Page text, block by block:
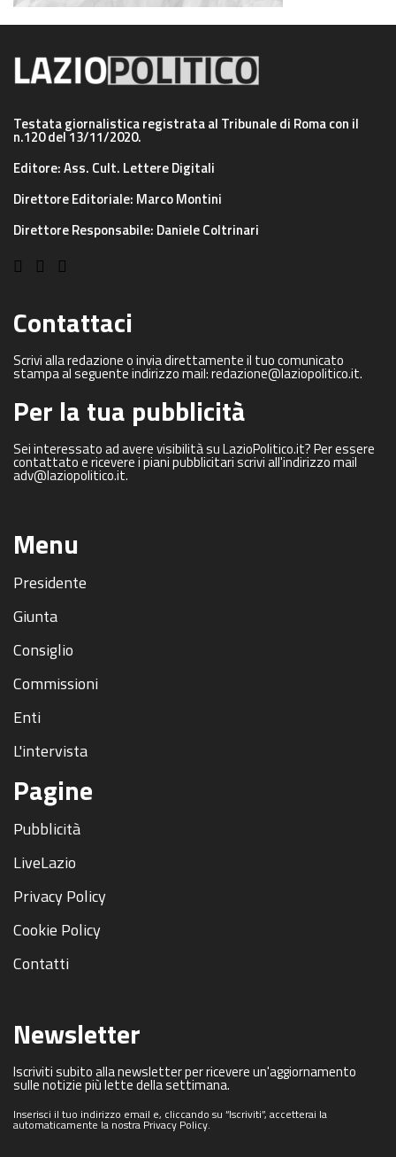
Testata giornalistica registrata al Tribunale di Roma con il
n.120 del 13/11/2020.
Editore: Ass. Cult. Lettere Digitali
Direttore Editoriale: Marco Montini
Direttore Responsabile: Daniele Coltrinari
Contattaci
Scrivi alla redazione o invia direttamente il tuo comunicato
stampa al seguente indirizzo mail: redazione@laziopolitico.it.
Per la tua pubblicità
Sei interessato ad avere visibilità su LazioPolitico.it? Per essere
contattato e ricevere i piani pubblicitari scrivi all'indirizzo mail
adv@laziopolitico.it.
Menu
Presidente
Giunta
Consiglio
Commissioni
Enti
L'intervista
Pagine
Pubblicità
LiveLazio
Privacy Policy
Cookie Policy
Contatti
Newsletter
Iscriviti subito alla newsletter per ricevere un'aggiornamento
sulle notizie più lette della settimana.
Inserisci il tuo indirizzo email e, cliccando su “Iscriviti”, accetterai la
automaticamente la nostra Privacy Policy.